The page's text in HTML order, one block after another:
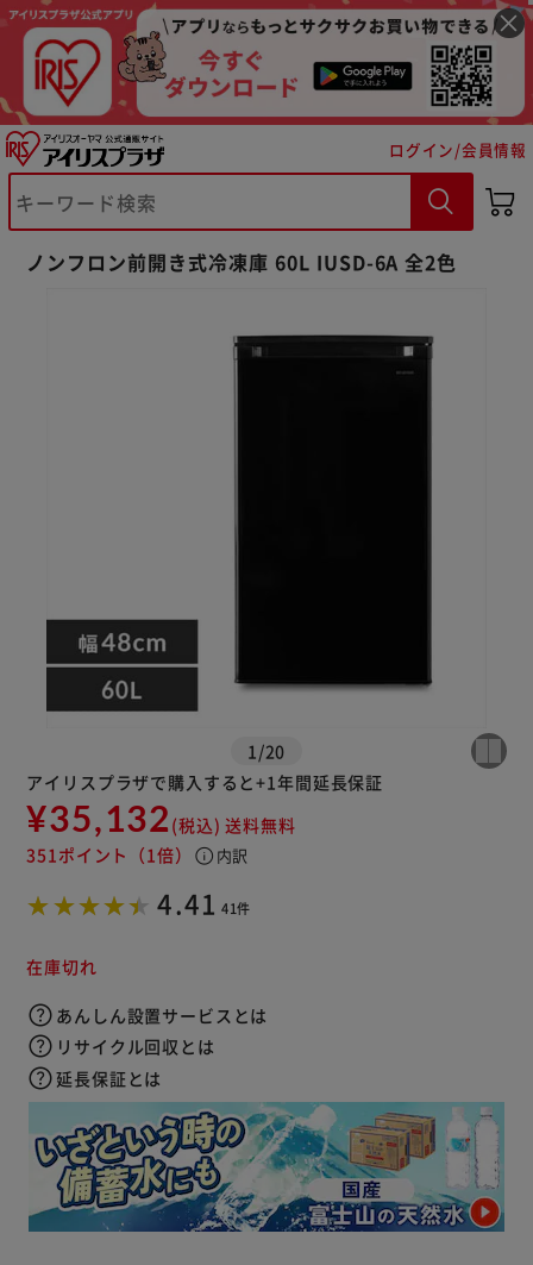
ログイン/会員情報
ノンフロン前開き式冷凍庫 60L IUSD-6A 全2色
1 /20
アイリスプラザで購入すると+1年間延長保証
¥35,132 (税込) 送料無料
351ポイント （1倍） info 内訳
4.41 41件
在庫切れ
あんしん設置サービスとは
リサイクル回収とは
延長保証とは
購入手続きへ